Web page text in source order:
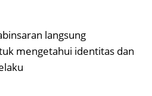
langsung
mengetahui identitas dan